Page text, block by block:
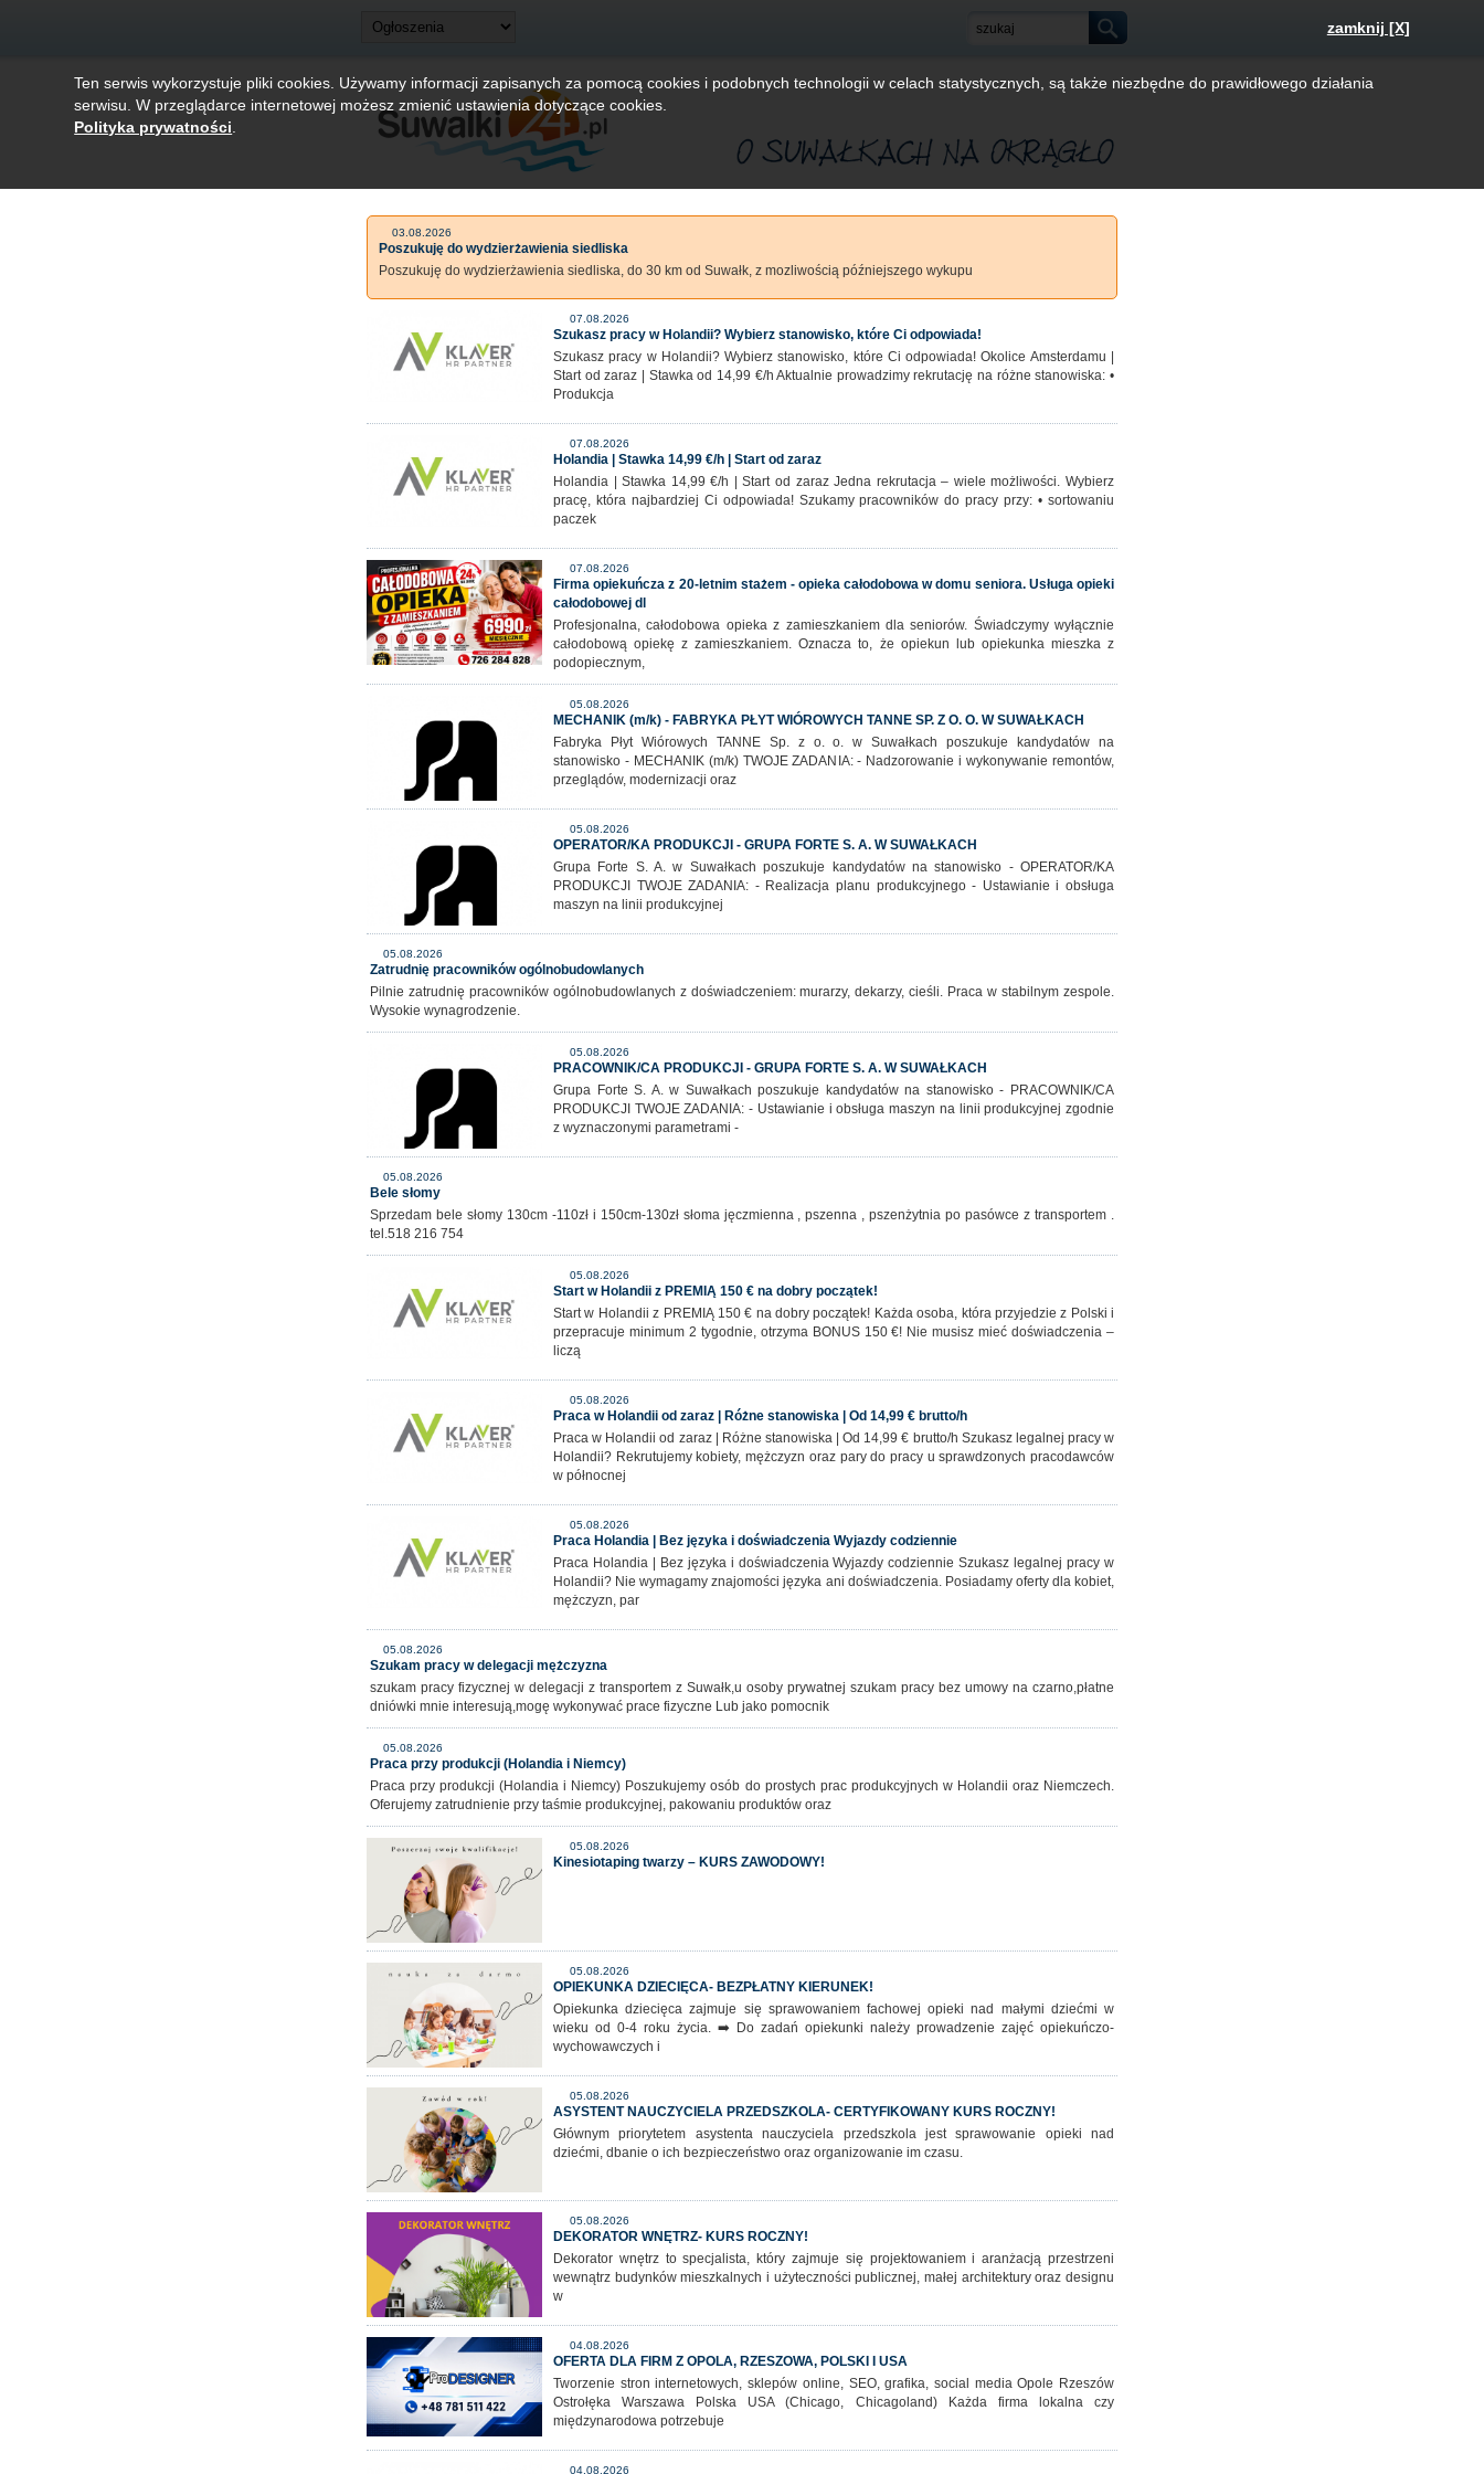
03.08.2026
Poszukuję do wydzierżawienia siedliska
Poszukuję do wydzierżawienia siedliska, do 30 km od Suwałk, z mozliwością późniejszego wykupu
07.08.2026
Szukasz pracy w Holandii? Wybierz stanowisko, które Ci odpowiada!
Szukasz pracy w Holandii? Wybierz stanowisko, które Ci odpowiada! Okolice Amsterdamu |
Start od zaraz | Stawka od 14,99 €/h Aktualnie prowadzimy rekrutację na różne stanowiska: •
Produkcja
07.08.2026
Holandia | Stawka 14,99 €/h | Start od zaraz
Holandia | Stawka 14,99 €/h | Start od zaraz Jedna rekrutacja – wiele możliwości. Wybierz
pracę, która najbardziej Ci odpowiada! Szukamy pracowników do pracy przy: • sortowaniu
paczek
07.08.2026
Firma opiekuńcza z 20-letnim stażem - opieka całodobowa w domu seniora. Usługa opieki
całodobowej dl
Profesjonalna, całodobowa opieka z zamieszkaniem dla seniorów. Świadczymy wyłącznie
całodobową opiekę z zamieszkaniem. Oznacza to, że opiekun lub opiekunka mieszka z
podopiecznym,
05.08.2026
MECHANIK (m/k) - FABRYKA PŁYT WIÓROWYCH TANNE SP. Z O. O. W SUWAŁKACH
Fabryka Płyt Wiórowych TANNE Sp. z o. o. w Suwałkach poszukuje kandydatów na
stanowisko - MECHANIK (m/k) TWOJE ZADANIA: - Nadzorowanie i wykonywanie remontów,
przeglądów, modernizacji oraz
05.08.2026
OPERATOR/KA PRODUKCJI - GRUPA FORTE S. A. W SUWAŁKACH
Grupa Forte S. A. w Suwałkach poszukuje kandydatów na stanowisko - OPERATOR/KA
PRODUKCJI TWOJE ZADANIA: - Realizacja planu produkcyjnego - Ustawianie i obsługa
maszyn na linii produkcyjnej
05.08.2026
Zatrudnię pracowników ogólnobudowlanych
Pilnie zatrudnię pracowników ogólnobudowlanych z doświadczeniem: murarzy, dekarzy, cieśli. Praca w stabilnym zespole.
Wysokie wynagrodzenie.
05.08.2026
PRACOWNIK/CA PRODUKCJI - GRUPA FORTE S. A. W SUWAŁKACH
Grupa Forte S. A. w Suwałkach poszukuje kandydatów na stanowisko - PRACOWNIK/CA
PRODUKCJI TWOJE ZADANIA: - Ustawianie i obsługa maszyn na linii produkcyjnej zgodnie
z wyznaczonymi parametrami -
05.08.2026
Bele słomy
Sprzedam bele słomy 130cm -110zł i 150cm-130zł słoma jęczmienna , pszenna , pszenżytnia po pasówce z transportem .
tel.518 216 754
05.08.2026
Start w Holandii z PREMIĄ 150 € na dobry początek!
Start w Holandii z PREMIĄ 150 € na dobry początek! Każda osoba, która przyjedzie z Polski i
przepracuje minimum 2 tygodnie, otrzyma BONUS 150 €! Nie musisz mieć doświadczenia –
liczą
05.08.2026
Praca w Holandii od zaraz | Różne stanowiska | Od 14,99 € brutto/h
Praca w Holandii od zaraz | Różne stanowiska | Od 14,99 € brutto/h Szukasz legalnej pracy w
Holandii? Rekrutujemy kobiety, mężczyzn oraz pary do pracy u sprawdzonych pracodawców
w północnej
05.08.2026
Praca Holandia | Bez języka i doświadczenia Wyjazdy codziennie
Praca Holandia | Bez języka i doświadczenia Wyjazdy codziennie Szukasz legalnej pracy w
Holandii? Nie wymagamy znajomości języka ani doświadczenia. Posiadamy oferty dla kobiet,
mężczyzn, par
05.08.2026
Szukam pracy w delegacji mężczyzna
szukam pracy fizycznej w delegacji z transportem z Suwałk,u osoby prywatnej szukam pracy bez umowy na czarno,płatne
dniówki mnie interesują,mogę wykonywać prace fizyczne Lub jako pomocnik
05.08.2026
Praca przy produkcji (Holandia i Niemcy)
Praca przy produkcji (Holandia i Niemcy) Poszukujemy osób do prostych prac produkcyjnych w Holandii oraz Niemczech.
Oferujemy zatrudnienie przy taśmie produkcyjnej, pakowaniu produktów oraz
05.08.2026
Kinesiotaping twarzy – KURS ZAWODOWY!
05.08.2026
OPIEKUNKA DZIECIĘCA- BEZPŁATNY KIERUNEK!
Opiekunka dziecięca zajmuje się sprawowaniem fachowej opieki nad małymi dziećmi w
wieku od 0-4 roku życia. ➡️ Do zadań opiekunki należy prowadzenie zajęć opiekuńczo-
wychowawczych i
05.08.2026
ASYSTENT NAUCZYCIELA PRZEDSZKOLA- CERTYFIKOWANY KURS ROCZNY!
Głównym priorytetem asystenta nauczyciela przedszkola jest sprawowanie opieki nad
dziećmi, dbanie o ich bezpieczeństwo oraz organizowanie im czasu.
05.08.2026
DEKORATOR WNĘTRZ- KURS ROCZNY!
Dekorator wnętrz to specjalista, który zajmuje się projektowaniem i aranżacją przestrzeni
wewnątrz budynków mieszkalnych i użyteczności publicznej, małej architektury oraz designu
w
04.08.2026
OFERTA DLA FIRM Z OPOLA, RZESZOWA, POLSKI I USA
Tworzenie stron internetowych, sklepów online, SEO, grafika, social media Opole Rzeszów
Ostrołęka Warszawa Polska USA (Chicago, Chicagoland) Każda firma lokalna czy
międzynarodowa potrzebuje
04.08.2026
zamknij [X]
Ten serwis wykorzystuje pliki cookies. Używamy informacji zapisanych za pomocą cookies i podobnych technologii w celach statystycznych, są także niezbędne do prawidłowego działania
serwisu. W przeglądarce internetowej możesz zmienić ustawienia dotyczące cookies.
Polityka prywatności